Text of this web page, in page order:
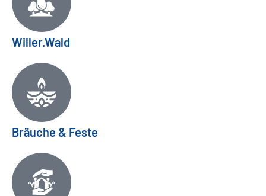
Willer.Wald
Bräuche & Feste